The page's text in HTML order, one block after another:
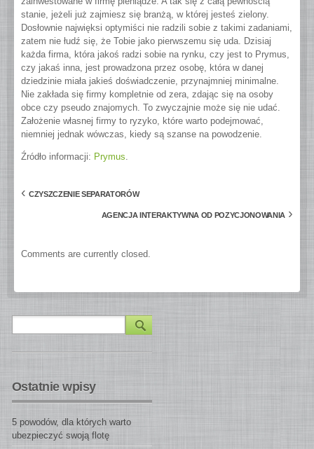
stanie, jeżeli już zajmiesz się branżą, w której jesteś zielony.
Dosłownie najwięksi optymiści nie radzili sobie z takimi zadaniami,
zatem nie łudź się, że Tobie jako pierwszemu się uda. Dzisiaj
każda firma, która jakoś radzi sobie na rynku, czy jest to Prymus,
czy jakaś inna, jest prowadzona przez osobę, która w danej
dziedzinie miała jakieś doświadczenie, przynajmniej minimalne.
Nie zakłada się firmy kompletnie od zera, zdając się na osoby
obce czy pseudo znajomych. To zwyczajnie może się nie udać.
Założenie własnej firmy to ryzyko, które warto podejmować,
niemniej jednak wówczas, kiedy są szanse na powodzenie.
Źródło informacji: Prymus.
‹ CZYSZCZENIE SEPARATORÓW
AGENCJA INTERAKTYWNA OD POZYCJONOWANIA ›
Comments are currently closed.
Ostatnie wpisy
5 powodów, dla których warto
ubezpieczyć swoją flotę